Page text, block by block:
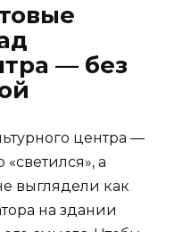
— без
центра —
«светился», а
выглядели как
на здании